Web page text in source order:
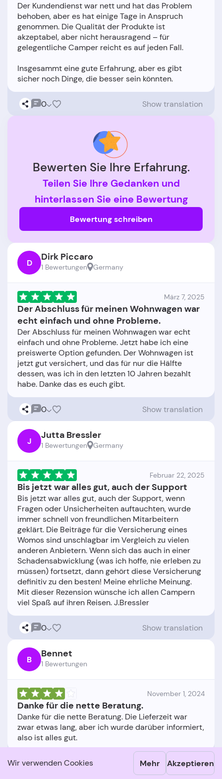
Wir verwenden Cookies Mehr Akzeptieren
Der Kundendienst war nett und hat das Problem
behoben, aber es hat einige Tage in Anspruch
genommen. Die Qualität der Produkte ist
akzeptabel, aber nicht herausragend – für
gelegentliche Camper reicht es auf jeden Fall.
Insgesammt eine gute Erfahrung, aber es gibt
0 Show translation
Bewerten Sie Ihre Erfahrung.
Teilen Sie Ihre Gedanken und
hinterlassen Sie eine Bewertung
Bewertung schreiben
D Dirk Piccaro
1 Bewertungen Germany
März 7, 2025
Der Abschluss für meinen Wohnwagen war
echt einfach und ohne Probleme.
Der Abschluss für meinen Wohnwagen war echt
einfach und ohne Probleme. Jetzt habe ich eine
preiswerte Option gefunden. Der Wohnwagen ist
jetzt gut versichert, und das für nur die Hälfte
dessen, was ich in den letzten 10 Jahren bezahlt
0 Show translation
J Jutta Bressler
1 Bewertungen Germany
Februar 22, 2025
Bis jetzt war alles gut, auch der Support
Bis jetzt war alles gut, auch der Support, wenn
Fragen oder Unsicherheiten auftauchten, wurde
immer schnell von freundlichen Mitarbeitern
geklärt. Die Beiträge für die Versicherung eines
Womos sind unschlagbar im Vergleich zu vielen
anderen Anbietern. Wenn sich das auch in einer
Schadensabwicklung (was ich hoffe, nie erleben zu
müssen) fortsetzt, dann gehört diese Versicherung
definitiv zu den besten! Meine ehrliche Meinung.
Mit dieser Rezension wünsche ich allen Campern
0 Show translation
B Bennet
1 Bewertungen
November 1, 2024
Danke für die nette Beratung.
Danke für die nette Beratung. Die Lieferzeit war
zwar etwas lang, aber ich wurde darüber informiert,
0 Show translation